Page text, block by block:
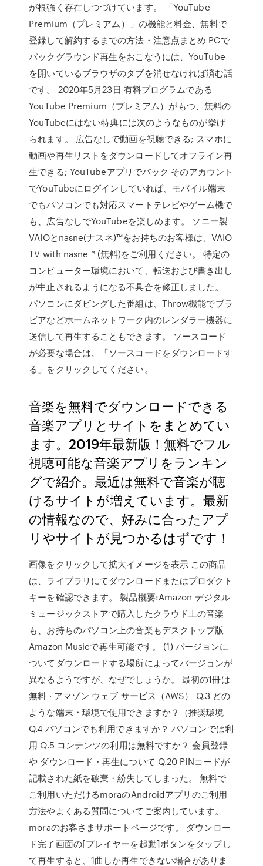
が根強く存在しつづけています。 「YouTube
Premium（プレミアム）」の機能と料金、無料で
登録して解約するまでの方法・注意点まとめ PCで
バックグラウンド再生をおこなうには、YouTube
を開いているブラウザのタブを消せなければ済む話
です。 2020年5月23日 有料プログラムである
YouTube Premium（プレミアム）がもつ、無料の
YouTubeにはない特典には次のようなものが挙げ
られます。 広告なしで動画を視聴できる; スマホに
動画や再生リストをダウンロードしてオフライン再
生できる; YouTubeアプリでバック そのアカウント
でYouTubeにログインしていれば、モバイル端末
でもパソコンでも対応スマートテレビやゲーム機で
も、広告なしでYouTubeを楽しめます。 ソニー製
VAIOとnasne(ナスネ)™をお持ちのお客様は、VAIO
TV with nasne™ (無料)をご利用ください。 特定の
コンピューター環境において、転送および書き出し
が中止されるようになる不具合を修正しました。
パソコンにダビングした番組は、Throw機能でブラ
ビアなどホームネットワーク内のレンダラー機器に
送信して再生することもできます。 ソースコード
が必要な場合は、「ソースコードをダウンロードす
る」をクリックしてください。
音楽を無料でダウンロードできる
音楽アプリとサイトをまとめてい
ます。2019年最新版！無料でフル
視聴可能な音楽アプリをランキン
グで紹介。最近は無料で音楽が聴
けるサイトが増えています。最新
の情報なので、好みに合ったアプ
リやサイトが見つかるはずです！
画像をクリックして拡大イメージを表示 この商品
は、ライブラリにてダウンロードまたはプロダクト
キーを確認できます。 製品概要:Amazon デジタル
ミュージックストアで購入したクラウド上の音楽
も、お持ちのパソコン上の音楽もデスクトップ版
Amazon Musicで再生可能です。 (1) バージョンに
ついてダウンロードする場所によってバージョンが
異なるようですが、なぜでしょうか。 最初の1冊は
無料 · アマゾン ウェブ サービス（AWS） Q.3 どの
ような端末・環境で使用できますか？（推奨環境
Q.4 パソコンでも利用できますか？ パソコンでは利
用 Q.5 コンテンツの利用は無料ですか？ 会員登録
や ダウンロード・再生について Q.20 PINコードが
記載された紙を破棄・紛失してしまった。 無料で
ご利用いただけるmoraのAndroidアプリのご利用
方法やよくある質問についてご案内しています。
moraのお客さまサポートページです。 ダウンロー
ド完了画面の[プレイヤーを起動]ボタンをタップし
て再生すると、1曲しか再生できない場合がありま